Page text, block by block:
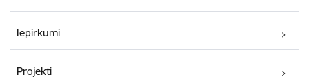
Iepirkumi
Projekti